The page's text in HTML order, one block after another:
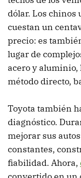
dólar. Los chinos
cuestan un
precio: es
lugar de
acero y
método directo,
Toyota también
diagnóstico.
mejorar sus
constantes,
fiabilidad. Ahora,